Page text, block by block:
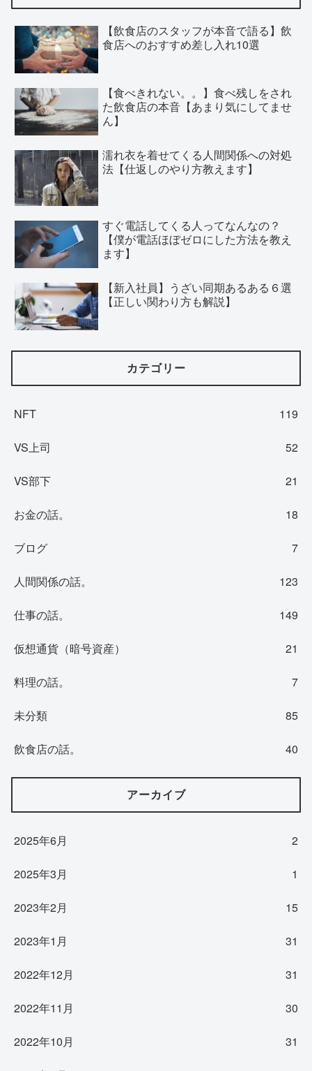
【飲食店のスタッフが本音で語る】飲
食店へのおすすめ差し入れ10選
【食べきれない。。】食べ残しをされ
た飲食店の本音【あまり気にしてませ
ん】
濡れ衣を着せてくる人間関係への対処
法【仕返しのやり方教えます】
すぐ電話してくる人ってなんなの？
【僕が電話ほぼゼロにした方法を教え
ます】
【新入社員】うざい同期あるある６選
【正しい関わり方も解説】
カテゴリー
NFT 119
VS上司 52
VS部下 21
お金の話。 18
ブログ 7
人間関係の話。 123
仕事の話。 149
仮想通貨（暗号資産） 21
料理の話。 7
未分類 85
飲食店の話。 40
アーカイブ
2025年6月 2
2025年3月 1
2023年2月 15
2023年1月 31
2022年12月 31
2022年11月 30
2022年10月 31